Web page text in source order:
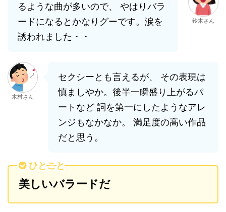
るような曲が多いので、 やはりバラ
ードになるとかなりグーです。涙を
誘われました・・
鈴木さん
木村さん
セクシーとも言えるが、 その表現は
慎ましやか。後半一瞬盛り上がるパ
ートなど 詞を第一にしたようなアレ
ンジもなかなか。 満足度の高い作品
だと思う。
ひとこと
美しいバラードだ